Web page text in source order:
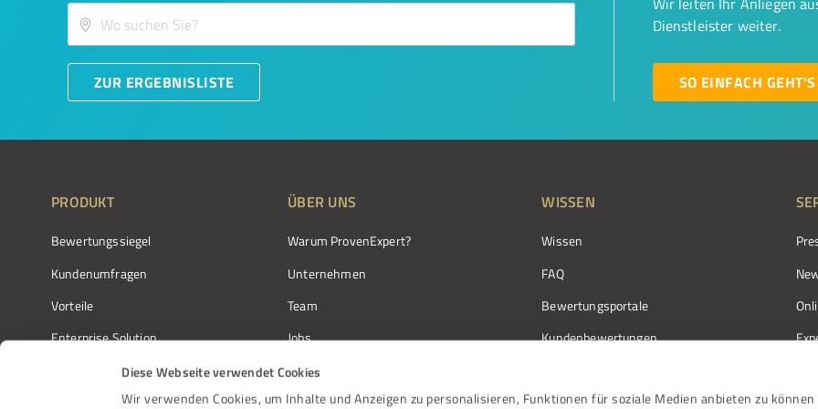
Diese Webseite verwendet Cookies
Wir verwenden Cookies, um Inhalte und Anzeigen zu personalisieren, Funktionen für soziale Medien anbieten zu können
ZUR ERGEBNISLISTE
Dienstleister weiter.
SO EINFACH GEHT'S
PRODUKT
Bewertungssiegel
Kundenumfragen
Vorteile
Enterprise Solution
Partnerprogramm
Auszeichnungen
ÜBER UNS
Warum ProvenExpert?
Unternehmen
Team
Jobs
Kundenstimmen
Kontakt
WISSEN
Wissen
FAQ
Bewertungsportale
Kundenbewertungen
Bewertungs­richtlinien